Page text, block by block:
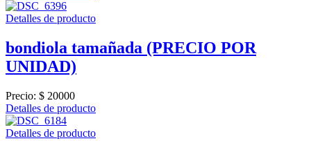
Detalles de producto
bondiola tamañada (PRECIO POR
UNIDAD)
Precio: $ 20000
Detalles de producto
Detalles de producto